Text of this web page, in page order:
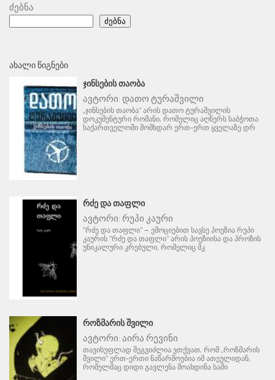
ძებნა
ძებნა
ᲐᲮᲐᲚᲘ ᲬᲘᲒᲜᲔᲑᲘ
ᲯᲘᲜᲡᲔᲑᲘᲡ ᲗᲐᲝᲑᲐ
ავტორი: დათო ტურაშვილი
„ჯინსების თაობა“ არის დათო ტურაშვილის
დოკუმენტური რომანი, რომელიც აღწერს საბჭოთა
საქართველოში მომხდარ ერთ-ერთ ყველაზე დრ
ᲠᲫᲔ ᲓᲐ ᲗᲐᲤᲚᲘ
ავტორი: რუპი კაური
"რძე და თაფლი" – ემოციებით სავსე პოეზია რუპი
კაურის "რძე და თაფლი" არის პოეზიისა და პროზის
უნიკალური კრებული, რომელიც მკ
ᲠᲝᲖᲛᲐᲠᲘᲡ ᲨᲕᲘᲚᲘ
ავტორი: აირა რევინი
თავისუფლად შეგვიძლია ვთქვათ, რომ „როზმარის
შვილი" ერთ-ერთი ნაწარმოებია იმ ათეულიდან,
რომელმაც დიდი გავლენა მოახდინა საში